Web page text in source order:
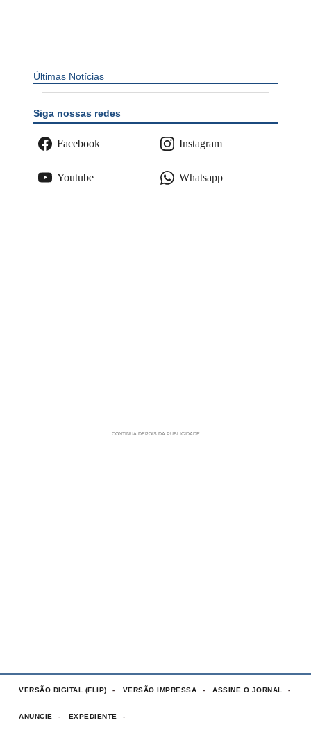
Últimas Notícias
Siga nossas redes
Facebook Instagram
Youtube Whatsapp
VERSÃO DIGITAL (FLIP) VERSÃO IMPRESSA ASSINE O JORNAL
ANUNCIE EXPEDIENTE